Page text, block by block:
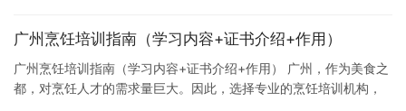
广州烹饪培训指南（学习内容+证书介绍+作用）
广州烹饪培训指南（学习内容+证书介绍+作用） 广州，作为美食之
都，对烹饪人才的需求量巨大。因此，选择专业的烹饪培训机构，